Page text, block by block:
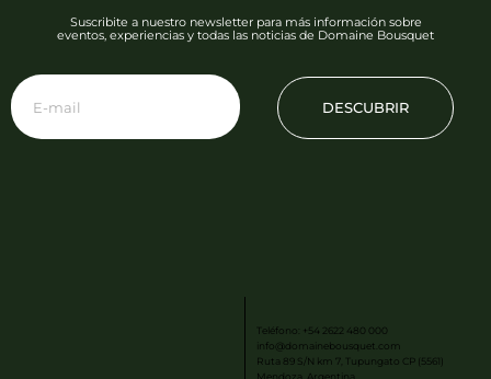
Suscribite a nuestro newsletter para más información sobre
eventos, experiencias y todas las noticias de Domaine Bousquet
DESCUBRIR
Teléfono: +54 2622 480 000
info@domainebousquet.com
Ruta 89 S/N km 7, Tupungato CP (5561)
Mendoza, Argentina